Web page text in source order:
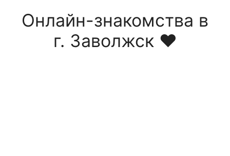
Онлайн-знакомства в
г. Заволжск ❤️